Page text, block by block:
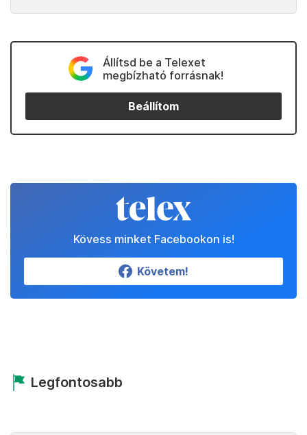
Állítsd be a Telexet
megbízható forrásnak!
Beállítom
Kövess minket Facebookon is!
Követem!
Legfontosabb